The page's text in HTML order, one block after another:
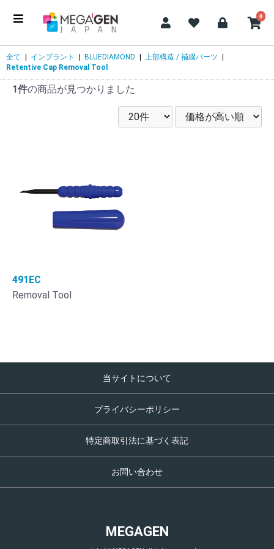
0
全て | インプラント | BLUEDIAMOND | 上部構造 / 補綴パーツ |
Retentive Cap Removal Tool
1件の商品が見つかりました
491EC
Removal Tool
当サイトについて
プライバシーポリシー
特定商取引法に基づく表記
お問い合わせ
MEGAGEN